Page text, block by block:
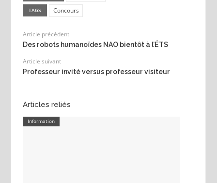
TAGS Concours
Article précédent
Des robots humanoïdes NAO bientôt à l’ÉTS
Article suivant
Professeur invité versus professeur visiteur
Articles reliés
Information